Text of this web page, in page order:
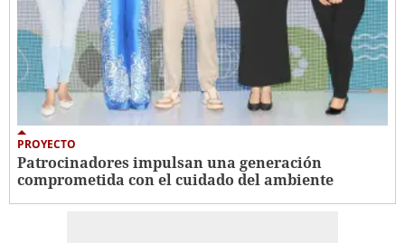
PROYECTO
Patrocinadores impulsan una generación
comprometida con el cuidado del ambiente